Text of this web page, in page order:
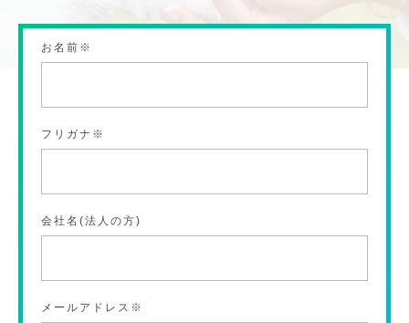
お名前※
フリガナ※
会社名(法人の方)
メールアドレス※